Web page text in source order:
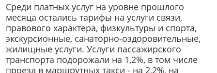
Среди платных услуг на уровне прошлого
месяца остались тарифы на услуги связи,
правового характера, физкультуры и спорта,
экскурсионные, санаторно-оздоровительные,
жилищные услуги. Услуги пассажирского
транспорта подорожали на 1,2%, в том числе
проезд в маршрутных такси - на 2,2%, на